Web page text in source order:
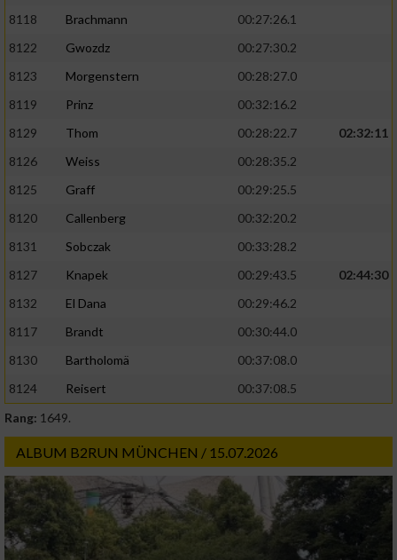
8118
Brachmann
00:27:26.1
8122
Gwozdz
00:27:30.2
8123
Morgenstern
00:28:27.0
8119
Prinz
00:32:16.2
8129
Thom 00:28:22.7
02:32:11
8126
Weiss
00:28:35.2
8125
Graff
00:29:25.5
8120
Callenberg
00:32:20.2
8131
Sobczak
00:33:28.2
8127
Knapek 00:29:43.5
02:44:30
8132
El Dana
00:29:46.2
8117
Brandt
00:30:44.0
8130
Bartholomä
00:37:08.0
8124
Reisert
00:37:08.5
Rang: 1649.
ALBUM B2RUN MÜNCHEN / 15.07.2026